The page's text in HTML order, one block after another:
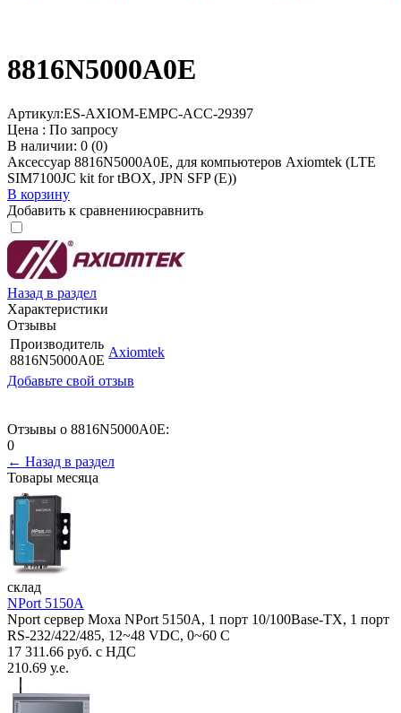
8816N5000A0E
Артикул:ES-AXIOM-EMPC-ACC-29397
Цена : По запросу
В наличии: 0 (0)
Аксессуар 8816N5000A0E, для компьютеров Axiomtek (LTE
SIM7100JC kit for tBOX, JPN SFP (E))
В корзину
Добавить к сравнениюсравнить
Назад в раздел
Характеристики
Отзывы
Производитель
8816N5000A0E
Axiomtek
Добавьте свой отзыв
Отзывы о 8816N5000A0E:
0
← Назад в раздел
Товары месяца
склад
NPort 5150A
Nport сервер Moxa NPort 5150A, 1 порт 10/100Base-TX, 1 порт
RS-232/422/485, 12~48 VDC, 0~60 С
17 311.66 руб. с НДС
210.69 у.е.